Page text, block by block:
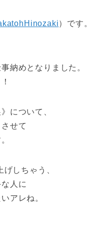
）です。
納めとなりました。
について、
せて
しちゃう、
人に
アレね。